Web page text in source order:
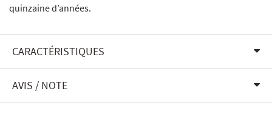
quinzaine d’années.
CARACTÉRISTIQUES
AVIS / NOTE